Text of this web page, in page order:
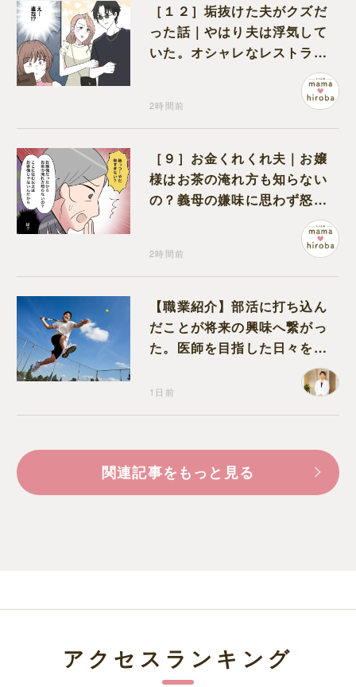
［１２］垢抜けた夫がクズだ
った話｜やはり夫は浮気して
いた。オシャレなレストラン
2時間前
［９］お金くれくれ夫｜お嬢
様はお茶の淹れ方も知らない
の？義母の嫌味に思わず怒り
2時間前
【職業紹介】部活に打ち込ん
だことが将来の興味へ繋がっ
た。医師を目指した日々を振
1日前
関連記事をもっと見る
アクセスランキング